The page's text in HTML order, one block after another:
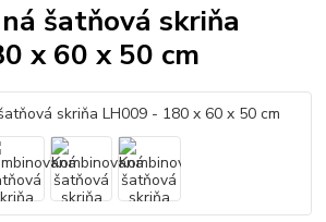
šatňová skriňa
x 60 x 50 cm